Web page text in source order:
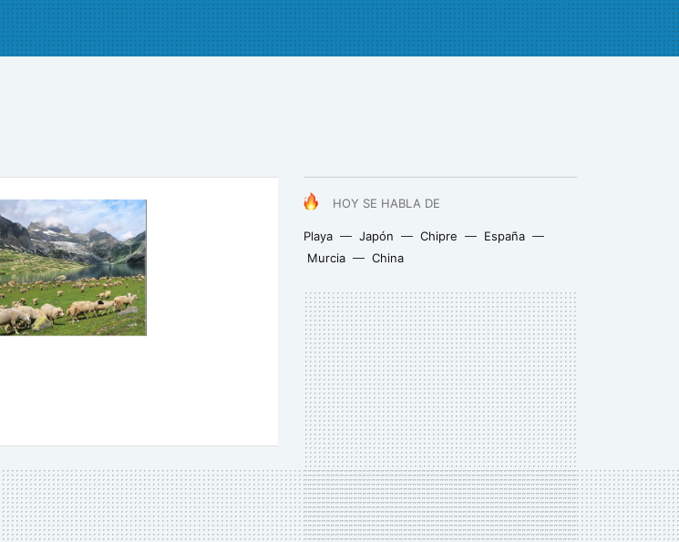
HOY SE HABLA DE
Playa Japón Chipre
España
Murcia
China